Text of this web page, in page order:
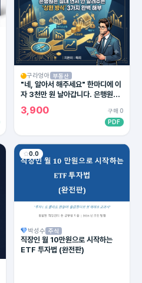
구라엉아 부동산
"네, 알아서 해주세요" 한마디에 이
자 3천만 원 날아갑니다. 은행원이
절대 말 안 해주는 대출 상환의 비밀
3,900
구매 0
PDF
0.0
박성수 주식
직장인 월 10만원으로 시작하는
ETF 투자법 (완전판)